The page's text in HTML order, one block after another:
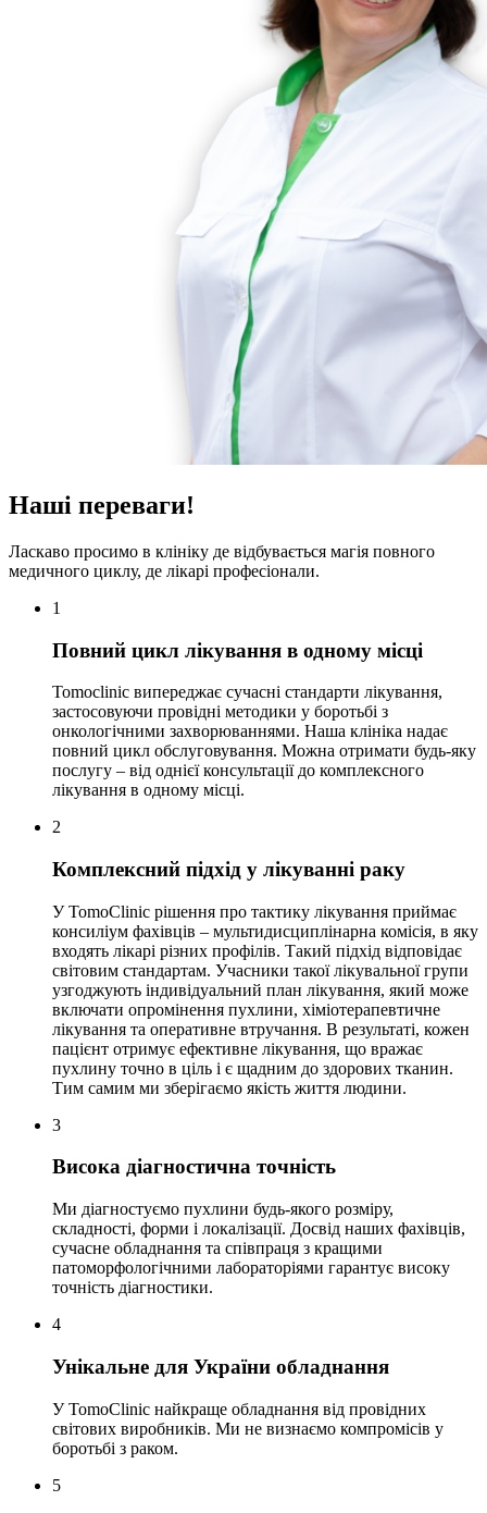
Наші переваги!
Ласкаво просимо в клініку де відбувається магія повного
медичного циклу, де лікарі професіонали.
1
Повний цикл лікування в одному місці
Tomoclinic випереджає сучасні стандарти лікування,
застосовуючи провідні методики у боротьбі з
онкологічними захворюваннями. Наша клініка надає
повний цикл обслуговування. Можна отримати будь-яку
послугу – від однієї консультації до комплексного
лікування в одному місці.
2
Комплексний підхід у лікуванні раку
У TomoClinic рішення про тактику лікування приймає
консиліум фахівців – мультидисциплінарна комісія, в яку
входять лікарі різних профілів. Такий підхід відповідає
світовим стандартам. Учасники такої лікувальної групи
узгоджують індивідуальний план лікування, який може
включати опромінення пухлини, хіміотерапевтичне
лікування та оперативне втручання. В результаті, кожен
пацієнт отримує ефективне лікування, що вражає
пухлину точно в ціль і є щадним до здорових тканин.
Тим самим ми зберігаємо якість життя людини.
3
Висока діагностична точність
Ми діагностуємо пухлини будь-якого розміру,
складності, форми і локалізації. Досвід наших фахівців,
сучасне обладнання та співпраця з кращими
патоморфологічними лабораторіями гарантує високу
точність діагностики.
4
Унікальне для України обладнання
У TomoClinic найкраще обладнання від провідних
світових виробників. Ми не визнаємо компромісів у
боротьбі з раком.
5